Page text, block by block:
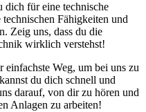
dich für eine technische
Fähigkeiten und
Zeig uns, dass du die
wirklich verstehst!
einfachste Weg, um bei uns zu
du dich schnell und
darauf, von dir zu hören und
Anlagen zu arbeiten!